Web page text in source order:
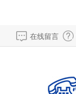
在线留言